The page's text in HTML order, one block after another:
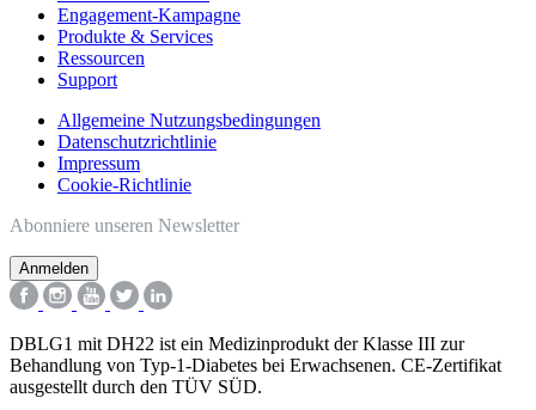
Engagement-Kampagne
Produkte & Services
Ressourcen
Support
Allgemeine Nutzungsbedingungen
Datenschutzrichtlinie
Impressum
Cookie-Richtlinie
Abonniere unseren Newsletter
DBLG1 mit DH22 ist ein Medizinprodukt der Klasse III zur
Behandlung von Typ-1-Diabetes bei Erwachsenen. CE-Zertifikat
ausgestellt durch den TÜV SÜD.